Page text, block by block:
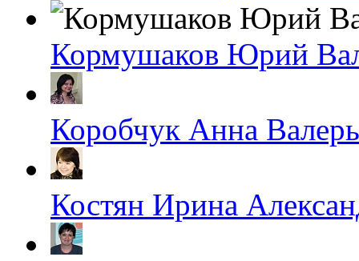
Кормушаков Юрий
Коробчук Анна
Костян Ирина